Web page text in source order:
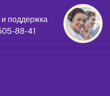
поддержка
88-41